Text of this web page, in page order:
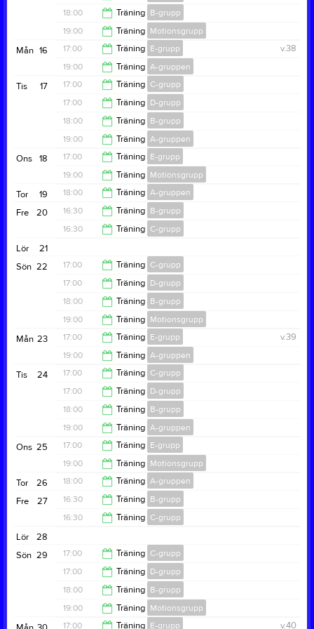
18:00
18:00
18:00 Träning B-grupp
19:00
19:00 Träning Motionsgrupp
20:00
16
Mån v.38
17:00 Träning E-grupp
18:00
19:00 Träning A-gruppen
20:30
17
Tis 17:00 Träning C-grupp
18:00
17:00 Träning D-grupp
18:00
18:00 Träning B-grupp
19:00
19:00 Träning A-gruppen
20:30
18
Ons 17:00 Träning E-grupp
18:00
19:00 Träning Motionsgrupp
20:30
19
Tor 18:00 Träning A-gruppen
19:30
20
Fre 16:30 Träning B-grupp
16:30 Träning C-grupp
18:00
21
Lör
22
Sön 17:00 Träning C-grupp
18:00
17:00 Träning D-grupp
18:00
18:00 Träning B-grupp
19:00
19:00 Träning Motionsgrupp
20:00
23
Mån v.39
17:00 Träning E-grupp
18:00
19:00 Träning A-gruppen
20:30
24
Tis 17:00 Träning C-grupp
18:00
17:00 Träning D-grupp
18:00
18:00 Träning B-grupp
19:00
19:00 Träning A-gruppen
20:30
25
Ons 17:00 Träning E-grupp
18:00
19:00 Träning Motionsgrupp
20:30
26
Tor 18:00 Träning A-gruppen
19:30
27
Fre 16:30 Träning B-grupp
16:30 Träning C-grupp
18:00
28
Lör
29
Sön 17:00 Träning C-grupp
18:00
17:00 Träning D-grupp
18:00
18:00 Träning B-grupp
19:00
19:00 Träning Motionsgrupp
v.40
17:00 Träning E-grupp